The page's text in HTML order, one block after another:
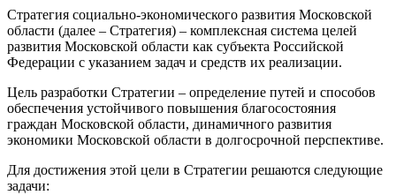
Стратегия социально-экономического развития Московской
области (далее – Стратегия) – комплексная система целей
развития Московской области как субъекта Российской
Федерации с указанием задач и средств их реализации.
Цель разработки Стратегии – определение путей и способов
обеспечения устойчивого повышения благосостояния
граждан Московской области, динамичного развития
экономики Московской области в долгосрочной перспективе.
Для достижения этой цели в Стратегии решаются следующие
задачи: